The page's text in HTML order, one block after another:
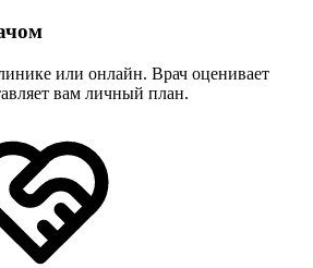
или онлайн. Врач оценивает
вам личный план.